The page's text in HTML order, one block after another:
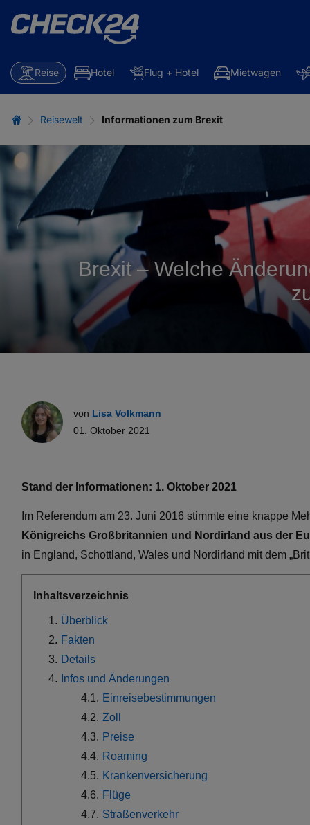
Reise Hotel Flug + Hotel Mietwagen
Reisewelt Informationen zum Brexit
Brexit – Welche
von Lisa Volkmann
01. Oktober 2021
Stand der Informationen: 1. Oktober 2021
Im Referendum am 23. Juni 2016 stimmte eine knappe
Königreichs Großbritannien und Nordirland aus der
in England, Schottland, Wales und Nordirland mit dem
Inhaltsverzeichnis
Überblick
Fakten
Details
Infos und Änderungen
Einreisebestimmungen
Zoll
Preise
Roaming
Krankenversicherung
Flüge
Straßenverkehr